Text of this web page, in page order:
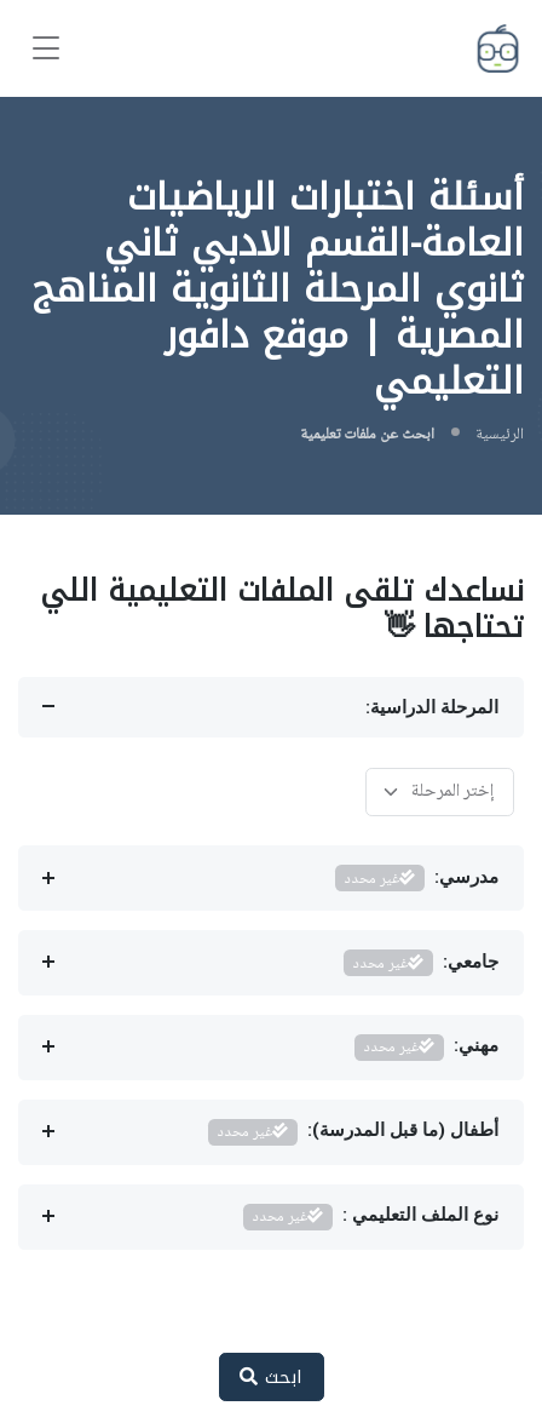
أسئلة اختبارات الرياضيات
العامة-القسم الادبي ثاني
ثانوي المرحلة الثانوية المناهج
المصرية | موقع دافور
التعليمي
الرئيسية ابحث عن ملفات تعليمية
نساعدك تلقى الملفات التعليمية اللي
تحتاجها 👋
المرحلة الدراسية:
مدرسي: غير محدد
جامعي: غير محدد
مهني: غير محدد
أطفال (ما قبل المدرسة): غير محدد
نوع الملف التعليمي : غير محدد
ابحث